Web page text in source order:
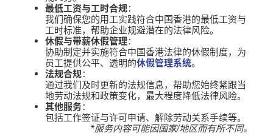
最低工资与工时合规：
我们确保您的用工实践符合中国香港的最低工资与
工时标准，帮助企业规避潜在的法律风险。
休假与带薪休假管理：
协助制定并实施符合中国香港法律的休假制度，为
员工提供公平、透明的休假管理系统。
法规合规：
通过我们及时更新的法规信息，帮助您始终紧跟当
地劳动法规和政策变化，最大程度降低法律风险。
其他服务：
包括工作签证与许可申请、解除劳动关系手续等。
*服务内容可能因国家/地区而有所不同。